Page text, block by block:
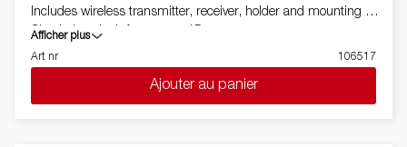
Includes wireless transmitter, receiver, holder and mounting kit.
Check the winch from up to 15m.
Afficher plus
Art nr
106517
Ajouter au panier